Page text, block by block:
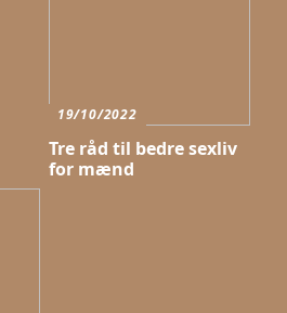
19/10/2022
Tre råd til bedre sexliv
for mænd